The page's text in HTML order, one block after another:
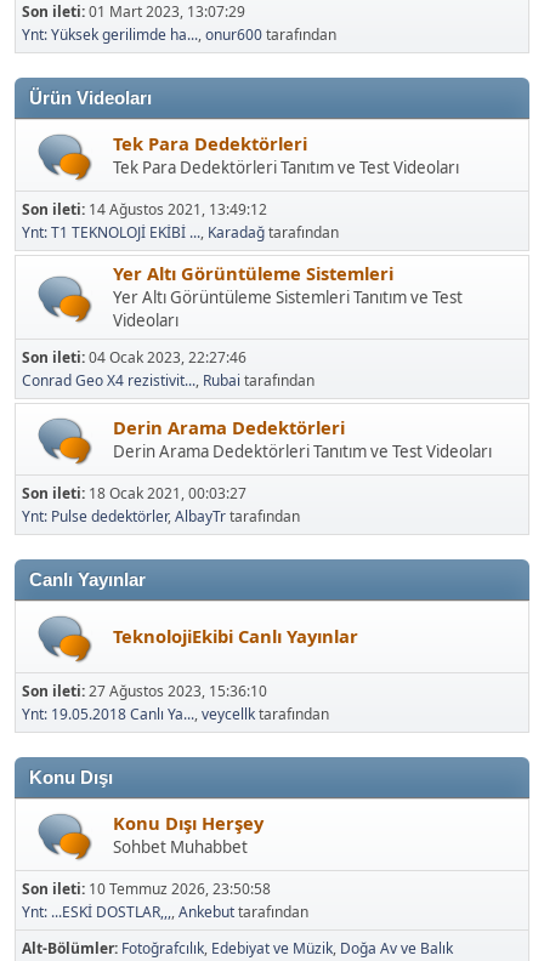
Son ileti:01 Mart 2023, 13:07:29
Ynt: Yüksek gerilimde ha...,onur600tarafından
Ürün Videoları
Tek Para Dedektörleri
Tek Para Dedektörleri Tanıtım ve Test Videoları
Son ileti: 14 Ağustos 2021, 13:49:12
Ynt: T1 TEKNOLOJİ EKİBİ ..., Karadağtarafından
Yer Altı Görüntüleme Sistemleri
Yer Altı Görüntüleme Sistemleri Tanıtım ve Test
Videoları
Son ileti:04 Ocak 2023, 22:27:46
Conrad Geo X4 rezistivit..., Rubai tarafından
Derin Arama Dedektörleri
Derin Arama Dedektörleri Tanıtım ve Test Videoları
Son ileti: 18 Ocak 2021, 00:03:27
Ynt: Pulse dedektörler,AlbayTrtarafından
Canlı Yayınlar
TeknolojiEkibi Canlı Yayınlar
Son ileti:27 Ağustos 2023, 15:36:10
Ynt: 19.05.2018 Canlı Ya...,veycellktarafından
Konu Dışı
Konu Dışı Herşey
Sohbet Muhabbet
Son ileti: 10 Temmuz 2026, 23:50:58
Ynt: ...ESKİ DOSTLAR,,,,Ankebuttarafından
Alt-Bölümler Fotoğrafcılık Edebiyat ve Müzik Doğa Av ve Balık